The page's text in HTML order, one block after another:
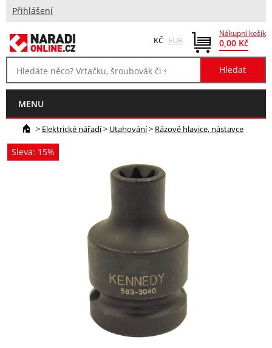
Přihlášení
Nákupní košík
0,00 Kč
KČ EUR
MENU
> Elektrické nářadí> Utahování> Rázové hlavice, nástavce
Sleva: 15%